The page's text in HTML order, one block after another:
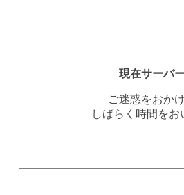
現在サーバ
ご迷惑をおか
しばらく時間を